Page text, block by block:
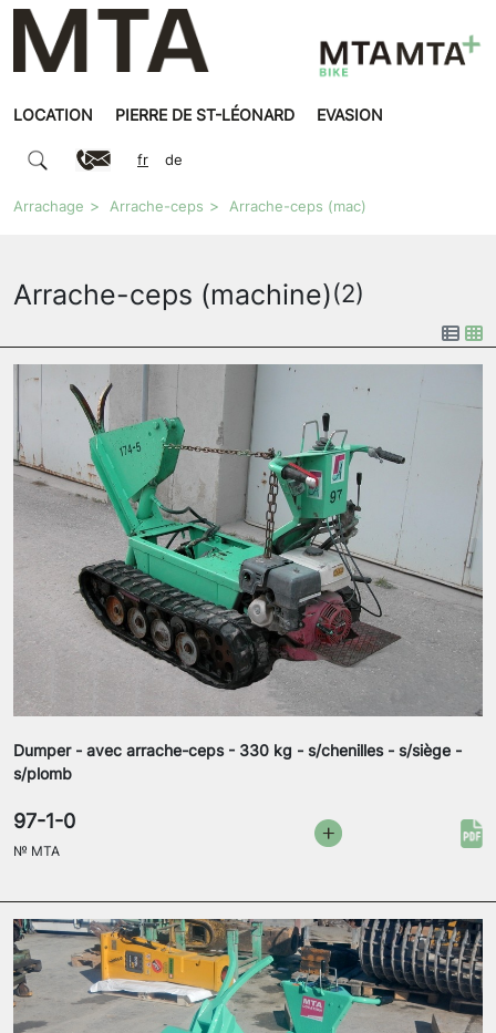
LOCATION PIERRE DE ST-LÉONARD EVASION
fr de
Arrachage Arrache-ceps Arrache-ceps (mac)
Arrache-ceps (machine)(2)
Dumper - avec arrache-ceps - 330 kg - s/chenilles - s/siège -
s/plomb
97-1-0
№ MTA